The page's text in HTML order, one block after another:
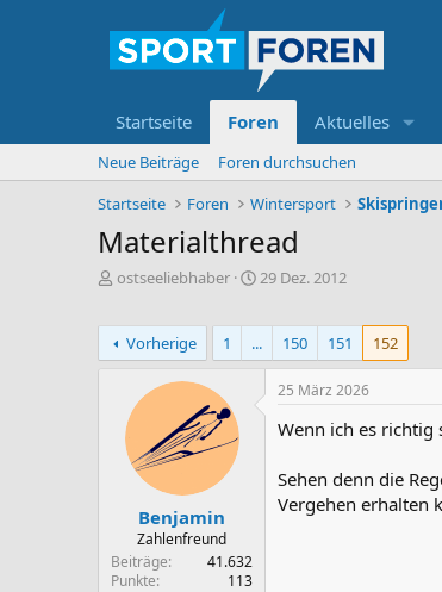
Startseite Foren Aktuelles
Neue Beiträge
Foren durchsuchen
Startseite
Foren Wintersport
Materialthread
E
t
e
ostseeliebhaber
E
e
l
29 Dez. 2012
Vorherige 1 ... 150 151 152
Benjamin
Zahlenfreund
Beiträge
41.632
Punkte
113
25 März 2026
Wenn ich es richtig
Sehen denn die
Vergehen erhalten